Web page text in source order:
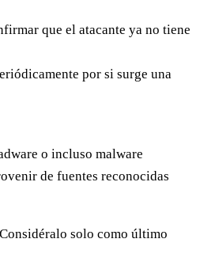
que el atacante ya no tiene
por si surge una
o incluso malware
de fuentes reconocidas
solo como último